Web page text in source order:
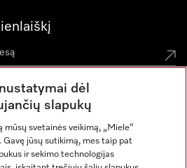
dėl
slapukų
svetainės veikimą, „Miele“
Gavę jūsų sutikimą, mes taip pat
ir sekimo technologijas